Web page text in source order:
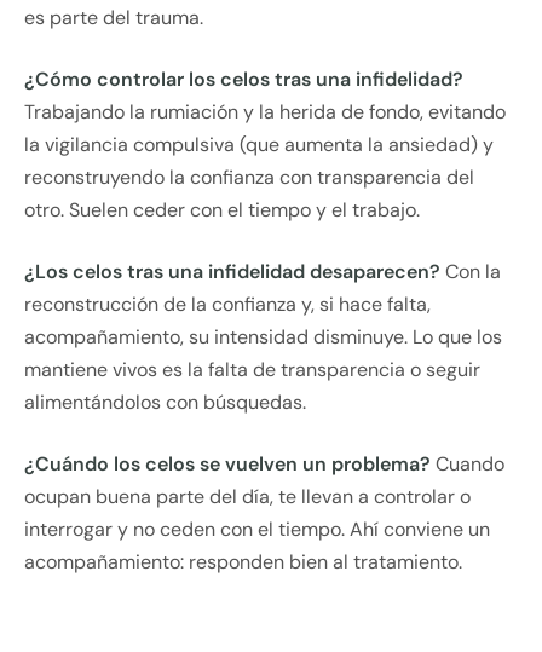
es parte del trauma.
¿Cómo controlar los celos tras una infidelidad?
Trabajando la rumiación y la herida de fondo, evitando
la vigilancia compulsiva (que aumenta la ansiedad) y
reconstruyendo la confianza con transparencia del
otro. Suelen ceder con el tiempo y el trabajo.
¿Los celos tras una infidelidad desaparecen? Con la
reconstrucción de la confianza y, si hace falta,
acompañamiento, su intensidad disminuye. Lo que los
mantiene vivos es la falta de transparencia o seguir
alimentándolos con búsquedas.
¿Cuándo los celos se vuelven un problema? Cuando
ocupan buena parte del día, te llevan a controlar o
interrogar y no ceden con el tiempo. Ahí conviene un
acompañamiento: responden bien al tratamiento.